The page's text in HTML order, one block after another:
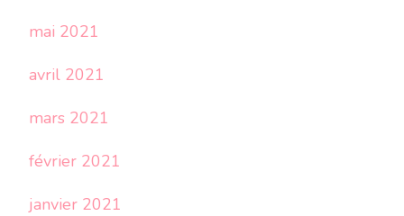
mai 2021
avril 2021
mars 2021
février 2021
janvier 2021